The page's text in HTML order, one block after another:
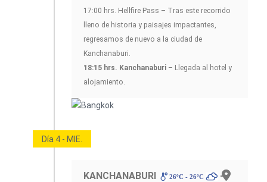
17:00 hrs. Hellfire Pass – Tras este recorrido
lleno de historia y paisajes impactantes,
regresamos de nuevo a la ciudad de
Kanchanaburi.
18:15 hrs. Kanchanaburi – Llegada al hotel y
alojamiento.
Día 4 - MIE.
KANCHANABURI 26ºC - 26ºC
-